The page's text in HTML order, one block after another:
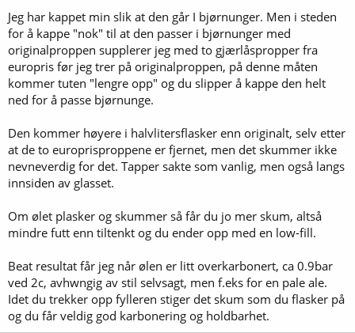
Jeg har kappet min slik at den går I bjørnunger. Men i steden
for å kappe "nok" til at den passer i bjørnunger med
originalproppen supplerer jeg med to gjærlåspropper fra
europris før jeg trer på originalproppen, på denne måten
kommer tuten "lengre opp" og du slipper å kappe den helt
ned for å passe bjørnunge.
Den kommer høyere i halvlitersflasker enn originalt, selv etter
at de to europrisproppene er fjernet, men det skummer ikke
nevneverdig for det. Tapper sakte som vanlig, men også langs
innsiden av glasset.
Om ølet plasker og skummer så får du jo mer skum, altså
mindre futt enn tiltenkt og du ender opp med en low-fill.
Beat resultat får jeg når ølen er litt overkarbonert, ca 0.9bar
ved 2c, avhwngig av stil selvsagt, men f.eks for en pale ale.
Idet du trekker opp fylleren stiger det skum som du flasker på
og du får veldig god karbonering og holdbarhet.